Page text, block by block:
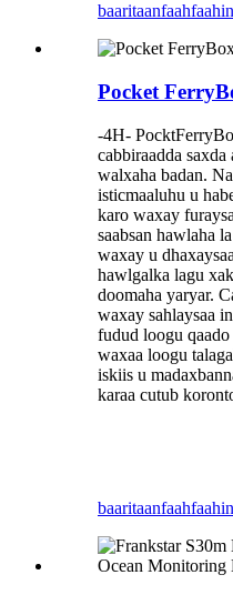
baaritaanfaahfaahin
Pocket
-4H-
cabbiraadda
walxaha badan.
isticmaaluhu u
karo waxay
saabsan hawlaha
waxay u
hawlgalka lagu
doomaha yaryar.
waxay sahlaysaa
fudud loogu
waxaa loogu
iskiis u
karaa cutub
baaritaanfaahfaahin